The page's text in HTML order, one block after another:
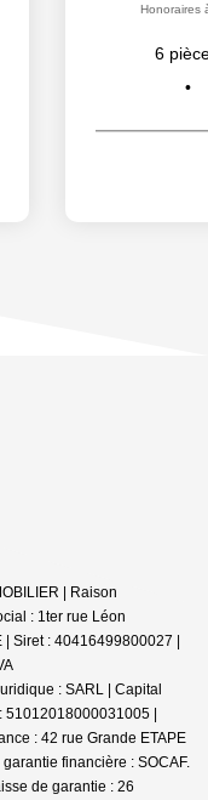
Honoraires à
| Raison
: 1ter rue Léon
| Siret : 40416499800027 |
: SARL | Capital
51012018000031005 |
: 42 rue Grande ETAPE
financière : SOCAF.
de garantie : 26